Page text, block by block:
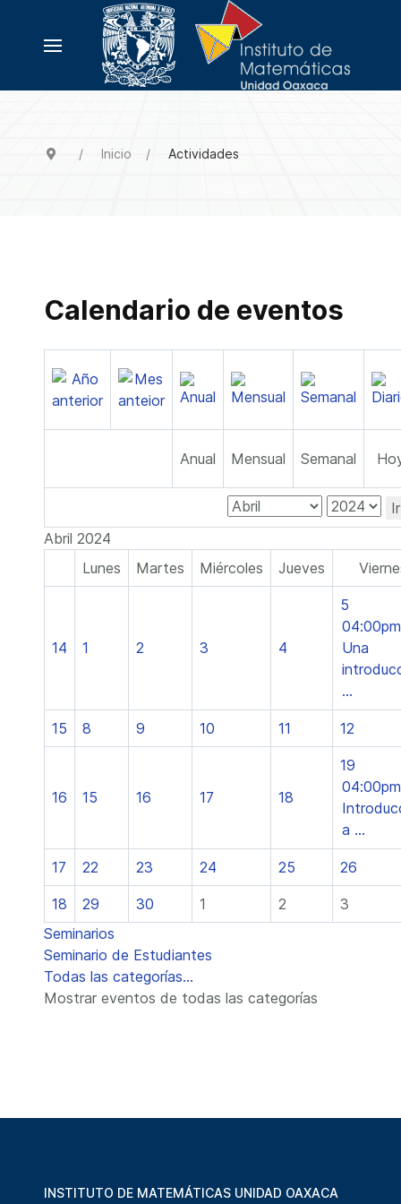
Inicio Actividades
Calendario de eventos
Anual Mensual Semanal
Abril 2024
Lunes
Martes Miércoles Jueves
14 1 2 3 4
5
04:00pm
Una
...
15 8 9 10 11 12
16 15 16 17 18
19
04:00pm
a ...
17 22 23 24 25 26
18 29 30 1 2
3
Seminarios
Seminario de Estudiantes
Todas las categorías...
Mostrar eventos de todas las categorías
INSTITUTO DE MATEMÁTICAS UNIDAD OAXACA